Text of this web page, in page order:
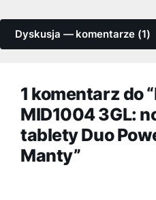
Dyskusja — komentarze (1)
1 komentarz do
MID1004 3GL:
tablety Duo
Manty”